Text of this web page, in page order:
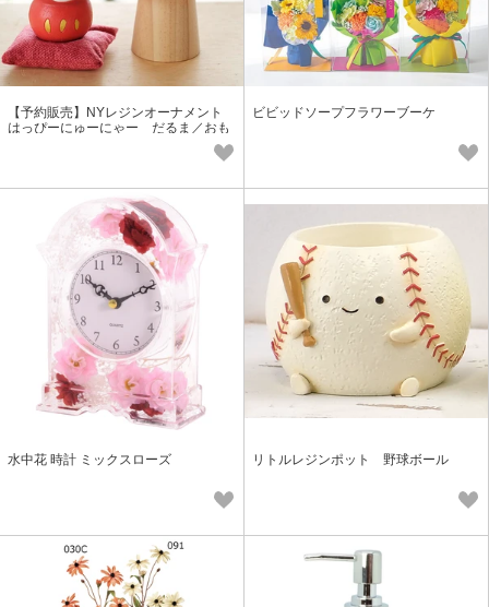
【予約販売】NYレジンオーナメント
はっぴーにゅーにゃー だるま／おも
ビビッドソープフラワーブーケ
水中花 時計 ミックスローズ リトルレジンポット 野球ボール